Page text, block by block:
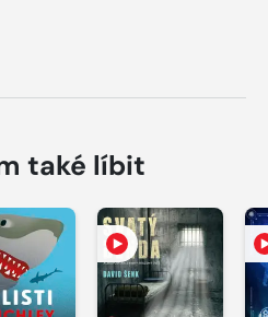
také líbit